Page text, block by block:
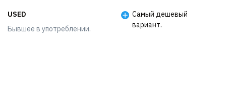
USED
Бывшее в употреблении.
Самый дешевый
вариант.